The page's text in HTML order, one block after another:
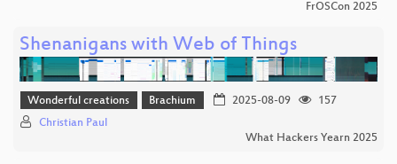
FrOSCon 2025
Shenanigans with Web of Things
Wonderful creations Brachium 2025-08-09
157
Christian Paul
What Hackers Yearn 2025